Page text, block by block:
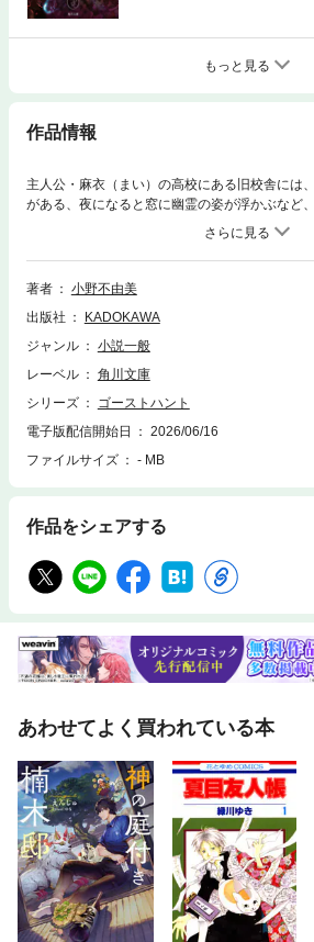
もっと見る
作品情報
主人公・麻衣（まい）の高校にある旧校舎には
がある、夜になると窓に幽霊の姿が浮かぶなど
がその原因と言えば、地縛霊や戦災にあった浮
どいないと断言する者など諸説あり……。果た
っているのか？ それとも単なる根も葉もない
んなことから、校長から旧校舎の調査依頼を受
とその所長は、とんでもなく偉そうな自信家の
（しぶやかずや：通称ナル）。ナルと麻衣が出
（女優・エッセイスト）
著者
小野不由美
出版社
KADOKAWA
ジャンル
小説一般
レーベル
角川文庫
シリーズ
ゴーストハント
電子版配信開始日
2026/06/16
ファイルサイズ
- MB
作品をシェアする
あわせてよく買われている本